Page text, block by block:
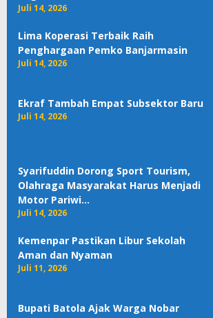
Juli 14, 2026
Lima Koperasi Terbaik Raih
Penghargaan Pemko Banjarmasin
Juli 14, 2026
Ekraf Tambah Empat Subsektor Baru
Juli 14, 2026
Syarifuddin Dorong Sport Tourism,
Olahraga Masyarakat Harus Menjadi
Motor Pariwi…
Juli 14, 2026
Kemenpar Pastikan Libur Sekolah
Aman dan Nyaman
Juli 11, 2026
Bupati Batola Ajak Warga Nobar